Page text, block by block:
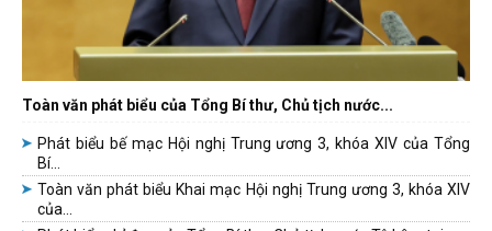
Toàn văn phát biểu của Tổng Bí thư, Chủ tịch nước...
Phát biểu bế mạc Hội nghị Trung ương 3, khóa XIV của Tổng
Bí...
Toàn văn phát biểu Khai mạc Hội nghị Trung ương 3, khóa XIV
của...